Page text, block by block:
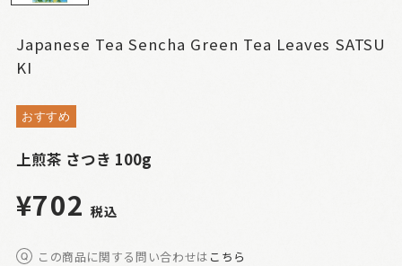
Japanese Tea Sencha Green Tea Leaves SATSU
KI
おすすめ
上煎茶 さつき 100g
¥702 税込
この商品に関する問い合わせは こちら